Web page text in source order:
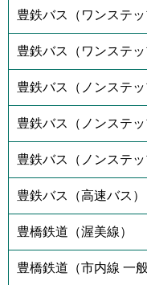
豊鉄バス（ワンステ
豊鉄バス（ワンステ
豊鉄バス（ノンステッ
豊鉄バス（ノンステ
豊鉄バス（ノンステ
豊鉄バス（高速バス）
豊橋鉄道（渥美線）
豊橋鉄道（市内線 一般